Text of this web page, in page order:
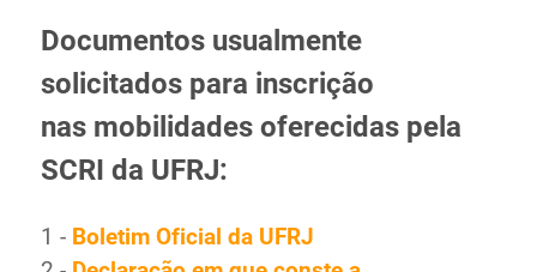
Documentos usualmente
solicitados para inscrição
nas mobilidades oferecidas pela
SCRI da UFRJ:
1 - Boletim Oficial da UFRJ